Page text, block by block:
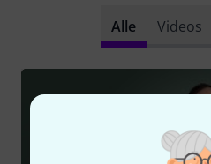
Alle Videos